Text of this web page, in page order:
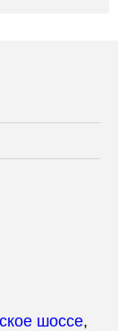
шоссе,